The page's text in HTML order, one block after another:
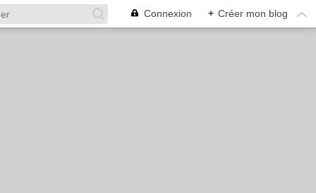
Connexion + Créer mon blog